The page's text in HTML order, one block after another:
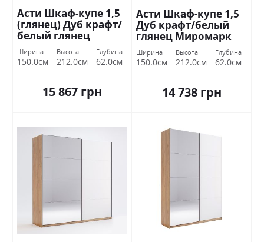
Асти Шкаф-купе 1,5
(глянец) Дуб крафт/
белый глянец
Миромарк
Ширина
150.0см
Высота
212.0см
Глубина
62.0см
15 867 грн
Асти Шкаф-купе 1,5
Дуб крафт/белый
глянец Миромарк
Ширина
150.0см
Высота
212.0см
Глубина
62.0см
14 738 грн